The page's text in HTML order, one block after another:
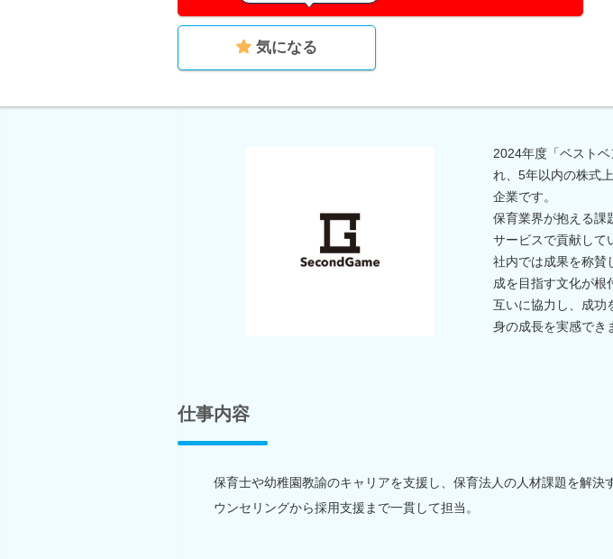
気になる
2024年度「ベスト
れ、5年以内の株式
企業です。
保育業界が抱える課
サービスで貢献して
社内では成果を称賛
成を目指す文化が根
互いに協力し、成功
身の成長を実感でき
仕事内容
保育士や幼稚園教諭のキャリアを支援し、保育法人の人材課題を解決
ウンセリングから採用支援まで一貫して担当。